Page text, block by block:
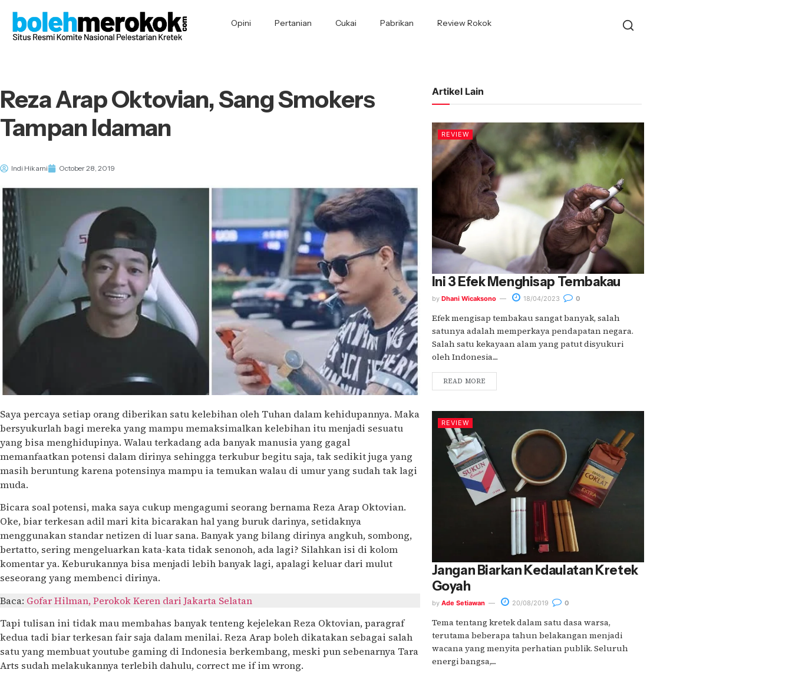
Opini Pertanian Cukai Pabrikan Review Rokok
Reza Arap Oktovian, Sang Smokers
Tampan Idaman
Indi Hikami October 28, 2019
Saya percaya setiap orang diberikan satu kelebihan oleh Tuhan dalam kehidupannya. Maka
bersyukurlah bagi mereka yang mampu memaksimalkan kelebihan itu menjadi sesuatu
yang bisa menghidupinya. Walau terkadang ada banyak manusia yang gagal
memanfaatkan potensi dalam dirinya sehingga terkubur begitu saja, tak sedikit juga yang
masih beruntung karena potensinya mampu ia temukan walau di umur yang sudah tak lagi
muda.
Bicara soal potensi, maka saya cukup mengagumi seorang bernama Reza Arap Oktovian.
Oke, biar terkesan adil mari kita bicarakan hal yang buruk darinya, setidaknya
menggunakan standar netizen di luar sana. Banyak yang bilang dirinya angkuh, sombong,
bertatto, sering mengeluarkan kata-kata tidak senonoh, ada lagi? Silahkan isi di kolom
komentar ya. Keburukannya bisa menjadi lebih banyak lagi, apalagi keluar dari mulut
seseorang yang membenci dirinya.
Baca: Gofar Hilman, Perokok Keren dari Jakarta Selatan
Tapi tulisan ini tidak mau membahas banyak tenteng kejelekan Reza Oktovian, paragraf
kedua tadi biar terkesan fair saja dalam menilai. Reza Arap boleh dikatakan sebagai salah
satu yang membuat youtube gaming di Indonesia berkembang, meski pun sebenarnya Tara
Arts sudah melakukannya terlebih dahulu, correct me if im wrong.
Artikel Lain
REVIEW
Ini 3 Efek Menghisap Tembakau
by Dhani Wicaksono 18/04/2023 0
Efek mengisap tembakau sangat banyak, salah
satunya adalah memperkaya pendapatan negara.
Salah satu kekayaan alam yang patut disyukuri
oleh Indonesia....
READ MORE
REVIEW
Jangan Biarkan Kedaulatan Kretek
Goyah
by Ade Setiawan 20/08/2019 0
Tema tentang kretek dalam satu dasa warsa,
terutama beberapa tahun belakangan menjadi
wacana yang menyita perhatian publik. Seluruh
energi bangsa,....